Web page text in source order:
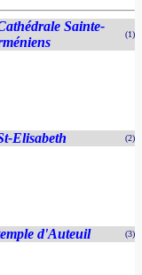
Sainte-
(1)
Elisabeth (2)
d'Auteuil (3)